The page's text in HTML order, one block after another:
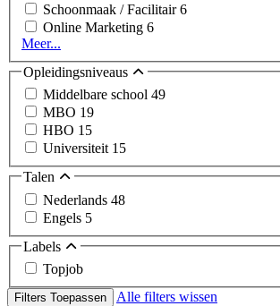
Schoonmaak / Facilitair6
Online Marketing 6
Meer...
Opleidingsniveaus
Middelbare school 49
MBO 19
HBO 15
Universiteit 15
Talen
Nederlands 48
Engels 5
Labels
Topjob
Filters Toepassen
Alle filters wissen